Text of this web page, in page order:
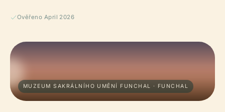
Ověřeno April 2026
MUZEUM SAKRÁLNÍHO UMĚNÍ FUNCHAL · FUNCHAL